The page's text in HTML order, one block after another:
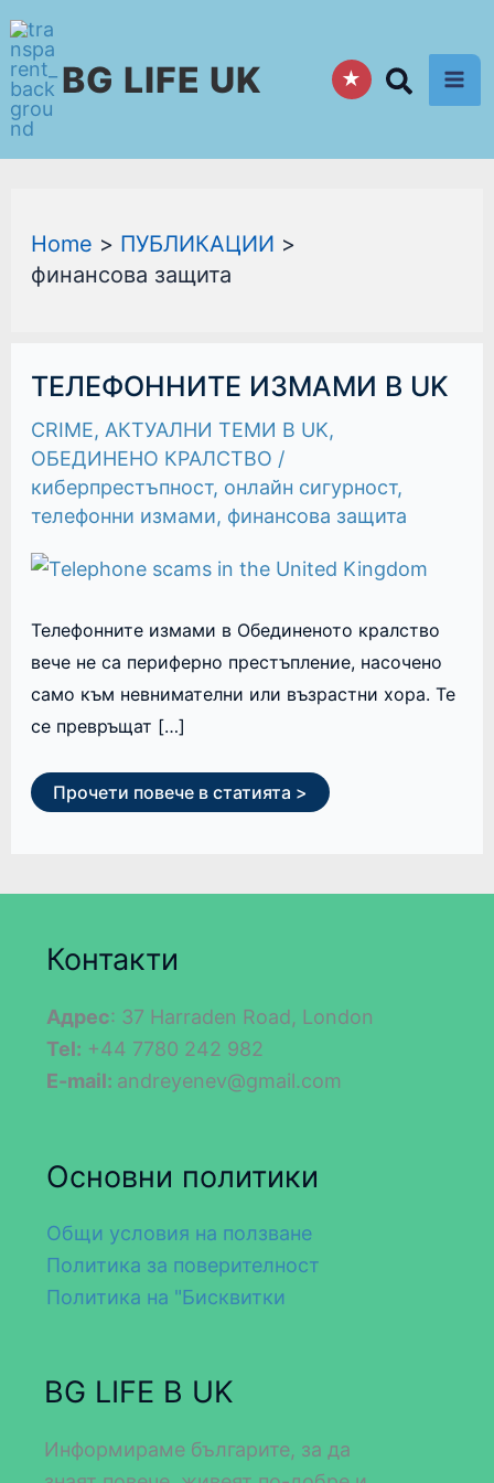
Skip
to
contentBG LIFE UK ★
Home
ПУБЛИКАЦИИ
финансова защита
ТЕЛЕФОННИТЕ ИЗМАМИ В UK
CRIME, АКТУАЛНИ ТЕМИ В UK,
ОБЕДИНЕНО КРАЛСТВО /
киберпрестъпност, онлайн сигурност,
телефонни измами, финансова защита
Телефонните измами в Обединеното кралство
вече не са периферно престъпление, насочено
само към невнимателни или възрастни хора. Те
се превръщат […]
ТЕЛЕФОННИТЕ
ИЗМАМИ
UK
Прочети повече в статията >
Контакти
Адрес: 37 Harraden Road, London
Tel: +44 7780 242 982
E-mail: andreyenev@gmail.com
Основни политики
Общи условия на ползване
Политика за поверителност
Политика на "Бисквитки
BG LIFE В UK
Информираме българите, за да